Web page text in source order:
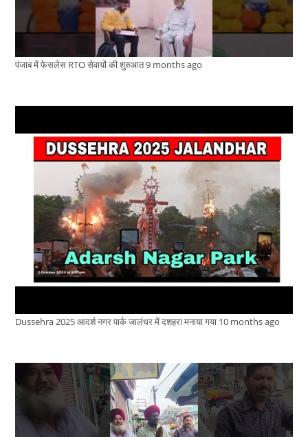
पंजाब में फेसलेस RTO सेवायों की शुरुआत9 months ago
Dussehra 2025 आदर्श नगर पार्क जालंधर में दशहरा मनाया गया 10 months ago